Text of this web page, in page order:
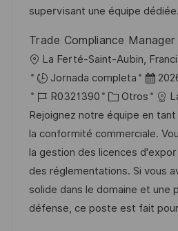
n p
b
l
i
c
a
c
ó
n
l
o
supervisant une équipe dédiée.
Trade Compliance
U
b
c
a
c
i
ó
n
La Ferté-Saint-Aubin,
Jornada completa
F
e
c
h
a
d
e
p
I
D
d
e
e
m
p
R0321390
C
a
t
e
g
o
r
Otros
Rejoignez notre équipe en
la conformité commerciale.
la gestion des licences
des réglementations. Si vous
solide dans le domaine et une
défense, ce poste est fait